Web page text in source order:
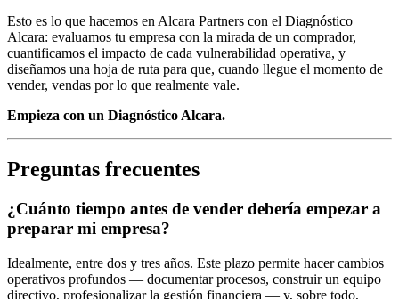
Esto es lo que hacemos en Alcara Partners con el Diagnóstico
Alcara: evaluamos tu empresa con la mirada de un comprador,
cuantificamos el impacto de cada vulnerabilidad operativa, y
diseñamos una hoja de ruta para que, cuando llegue el momento de
vender, vendas por lo que realmente vale.
Empieza con un Diagnóstico Alcara.
Preguntas frecuentes
¿Cuánto tiempo antes de vender debería empezar a
preparar mi empresa?
Idealmente, entre dos y tres años. Este plazo permite hacer cambios
operativos profundos — documentar procesos, construir un equipo
directivo, profesionalizar la gestión financiera — y, sobre todo,